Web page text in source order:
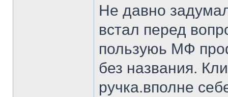
Не давно
встал перед
пользуюь МФ
без названия.
ручка.вполне